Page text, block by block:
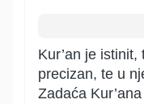
Kur’an je
precizan, te u
Zadaća